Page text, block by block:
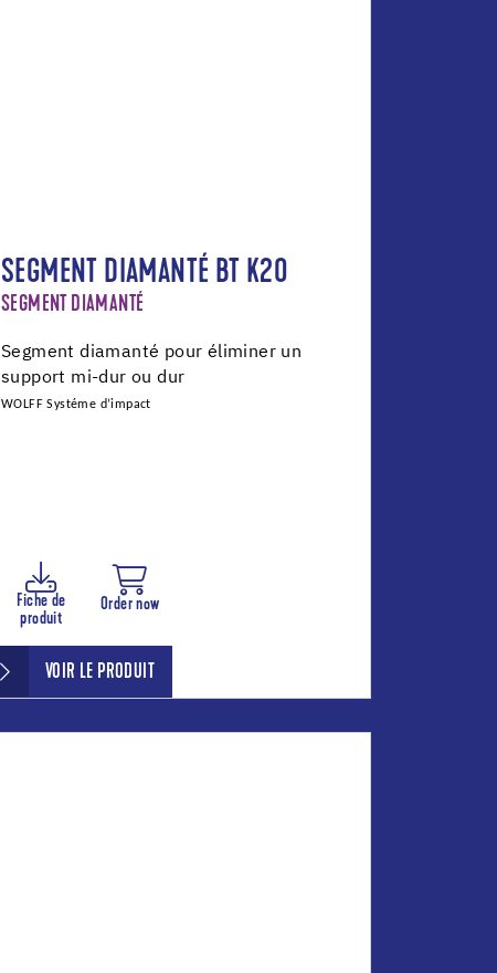
SEGMENT DIAMANTÉ BT K20
SEGMENT DIAMANTÉ
Segment diamanté pour éliminer un
support mi-dur ou dur
WOLFF Systéme d’impact
Fiche de
produit
Order now
VOIR LE PRODUIT